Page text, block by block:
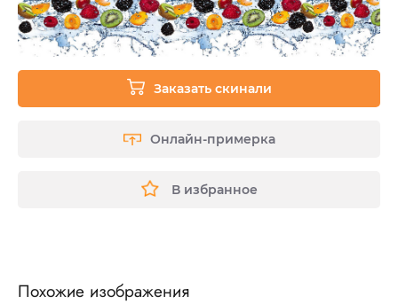
Заказать скинали
Онлайн-примерка
В избранное
Похожие изображения